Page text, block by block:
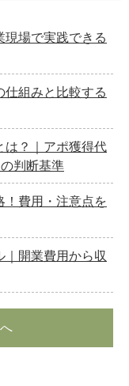
場で実践できる
組みと比較する
は？｜アポ獲得代
判断基準
！費用・注意点を
｜開業費用から収